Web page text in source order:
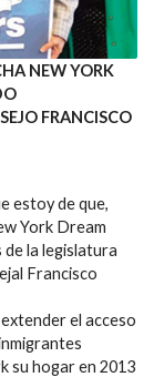
NEW YORK
FRANCISCO
estoy de que,
York Dream
de la legislatura
Francisco
el acceso
su hogar en 2013